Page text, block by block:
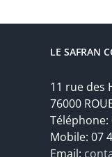
LE SAFRAN
11 rue des
76000
Téléphone:
Mobile: 07
Email: